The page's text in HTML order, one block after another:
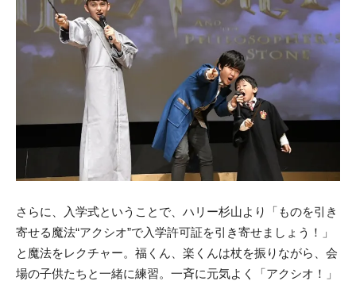
さらに、入学式ということで、ハリー杉山より「ものを引き
寄せる魔法“アクシオ”で入学許可証を引き寄せましょう！」
と魔法をレクチャー。福くん、楽くんは杖を振りながら、会
場の子供たちと一緒に練習。一斉に元気よく「アクシオ！」